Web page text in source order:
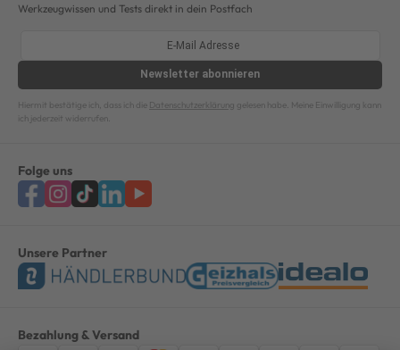
Werkzeugwissen und Tests direkt in dein Postfach
Newsletter abonnieren
Hiermit bestätige ich, dass ich die Datenschutzerklärung gelesen habe. Meine Einwilligung kann
ich jederzeit widerrufen.
Folge uns
Unsere Partner
Bezahlung & Versand